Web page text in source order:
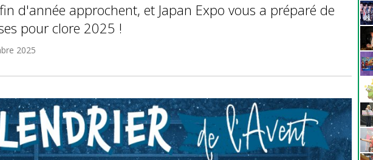
d'année approchent, et Japan Expo vous a préparé de
pour clore 2025 !
2025